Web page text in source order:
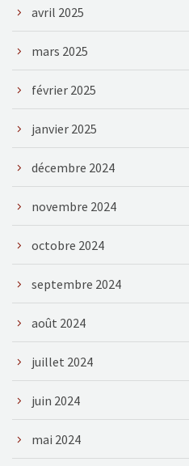
avril 2025
mars 2025
février 2025
janvier 2025
décembre 2024
novembre 2024
octobre 2024
septembre 2024
août 2024
juillet 2024
juin 2024
mai 2024